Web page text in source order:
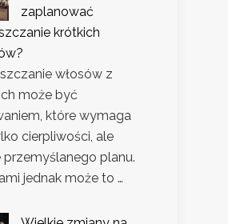
zaplanować
krótkich
włosów z
może być
które wymaga
cierpliwości, ale
przemyślanego planu.
jednak może to …